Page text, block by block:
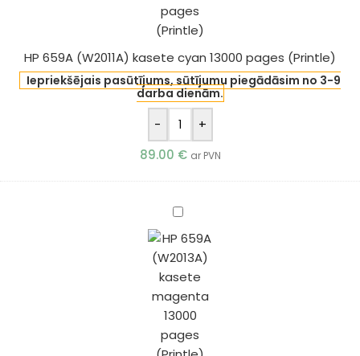
(Printle)
HP 659A (W2011A) kasete cyan 13000 pages (Printle)
Iepriekšējais pasūtījums, sūtījumu piegādāsim no 3-9
darba dienām.
-
+
89.00 € ar PVN
HP
659A
(W2013A)
kasete
13000
(Printle)